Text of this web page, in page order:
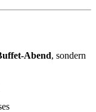
Abend, sondern